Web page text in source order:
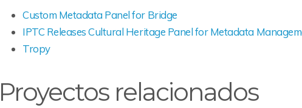
Custom Metadata Panel for Bridge
IPTC Releases Cultural Heritage Panel for Metadata
Tropy
Proyectos relacionados